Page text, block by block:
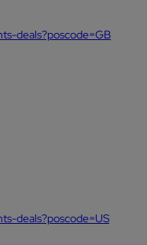
deals?poscode=GB
deals?poscode=US